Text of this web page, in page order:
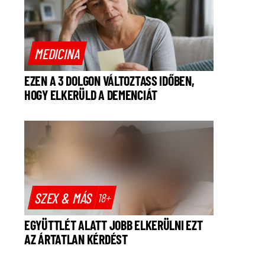
MEDICINA
EZEN A 3 DOLGON VÁLTOZTASS IDŐBEN,
HOGY ELKERÜLD A DEMENCIÁT
SZEX & MÁS 18+
EGYÜTTLÉT ALATT JOBB ELKERÜLNI EZT
AZ ÁRTATLAN KÉRDÉST